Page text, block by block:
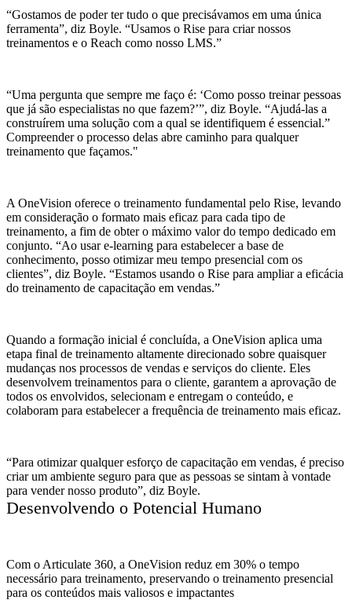
“Gostamos de poder ter tudo o que precisávamos em uma única
ferramenta”, diz Boyle. “Usamos o Rise para criar nossos
treinamentos e o Reach como nosso LMS.”
“Uma pergunta que sempre me faço é: ‘Como posso treinar pessoas
que já são especialistas no que fazem?’”, diz Boyle. “Ajudá-las a
construírem uma solução com a qual se identifiquem é essencial.”
Compreender o processo delas abre caminho para qualquer
treinamento que façamos."
A OneVision oferece o treinamento fundamental pelo Rise, levando
em consideração o formato mais eficaz para cada tipo de
treinamento, a fim de obter o máximo valor do tempo dedicado em
conjunto. “Ao usar e-learning para estabelecer a base de
conhecimento, posso otimizar meu tempo presencial com os
clientes”, diz Boyle. “Estamos usando o Rise para ampliar a eficácia
do treinamento de capacitação em vendas.”
Quando a formação inicial é concluída, a OneVision aplica uma
etapa final de treinamento altamente direcionado sobre quaisquer
mudanças nos processos de vendas e serviços do cliente. Eles
desenvolvem treinamentos para o cliente, garantem a aprovação de
todos os envolvidos, selecionam e entregam o conteúdo, e
colaboram para estabelecer a frequência de treinamento mais eficaz.
“Para otimizar qualquer esforço de capacitação em vendas, é preciso
criar um ambiente seguro para que as pessoas se sintam à vontade
para vender nosso produto”, diz Boyle.
Desenvolvendo o Potencial Humano
Com o Articulate 360, a OneVision reduz em 30% o tempo
necessário para treinamento, preservando o treinamento presencial
para os conteúdos mais valiosos e impactantes